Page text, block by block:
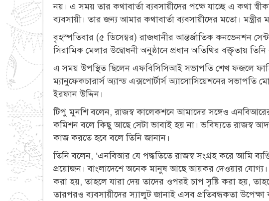
নয়। এ সময় তার কথাবার্তা ব্যবসায়ীদের পক্ষে যাচ্ছে এ কথা
ব্যবসায়ী। তার জন্য আমার কথাবার্তা ব্যবসায়ীদের মতো।
বৃহস্পতিবার (৫ ডিসেম্বর) রাজধানীর আন্তর্জাতিক কনভেনশন
সিরামিক মেলার উদ্বোধনী অনুষ্ঠানে প্রধান অতিথির বক্তৃতায়
এ সময় উপস্থিত ছিলেন এফবিসিসিআই সভাপতি শেখ ফজলে
ম্যানুফেকচারার্স অ্যান্ড এক্সপোর্টার্স অ্যাসোসিয়েশনের
ইরফান উদ্দিন।
টিপু মুনশি বলেন, রাজস্ব কালেকশনে আমাদের সঙ্গেও
কমিশন বলে কিছু আছে সেটা ভাবাই হয় না। ভবিষ্যতে রাজস্ব
কাজ করতে হবে বলে তিনি জানান।
তিনি বলেন, ‘এনবিআর যে পদ্ধতিতে রাজস্ব সংগ্রহ করে আমি
প্রয়োজন। বাংলাদেশে অনেক মানুষ আছে আয়কর দেওয়ার যোগ্য।
করা হয়, তাহলে যারা দেয় তাদের ওপরই চাপ সৃষ্টি করা হয়,
তারপরও ব্যবসায়ীদের স্যালুট জানাই এসব প্রতিবন্ধকতা উপেক্ষা